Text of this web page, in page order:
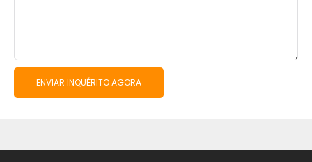
ENVIAR INQUÉRITO AGORA